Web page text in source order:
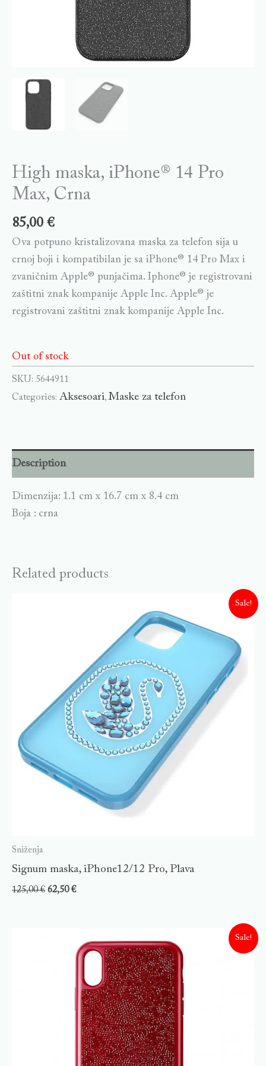
High maska, iPhone® 14 Pro
Max, Crna
85,00 €
Ova potpuno kristalizovana maska za telefon sija u
crnoj boji i kompatibilan je sa iPhone® 14 Pro Max i
zvaničnim Apple® punjačima. Iphone® je registrovani
zaštitni znak kompanije Apple Inc. Apple® je
registrovani zaštitni znak kompanije Apple Inc.
Out of stock
SKU: 5644911
Categories: Aksesoari,Maske za telefon
Description
Dimenzija: 1.1 cm x 16.7 cm x 8.4 cm
Boja : crna
Related products
Sale!
Sniženja
Signum maska, iPhone12/12 Pro, Plava
125,00€ 62,50€
Sale!